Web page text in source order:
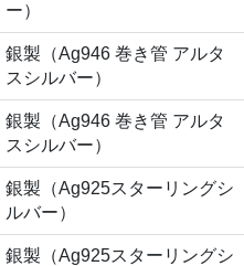
ー）
銀製（Ag946 巻き管 アルタ
スシルバー）
銀製（Ag946 巻き管 アルタ
スシルバー）
銀製（Ag925スターリングシ
ルバー）
銀製（Ag925スターリングシ